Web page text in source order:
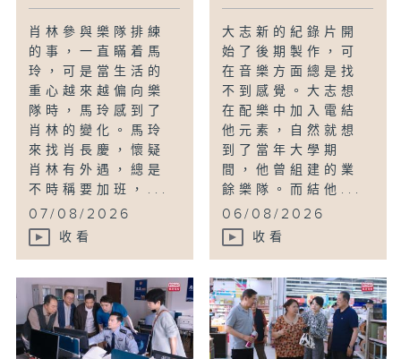
肖林參與樂隊排練
的事，一直瞞着馬
玲，可是當生活的
重心越來越偏向樂
隊時，馬玲感到了
肖林的變化。馬玲
來找肖長慶，懷疑
肖林有外遇，總是
不時稱要加班，...
07/08/2026
收看
大志新的紀錄片開
始了後期製作，可
在音樂方面總是找
不到感覺。大志想
在配樂中加入電結
他元素，自然就想
到了當年大學期
間，他曾組建的業
餘樂隊。而結他...
06/08/2026
收看